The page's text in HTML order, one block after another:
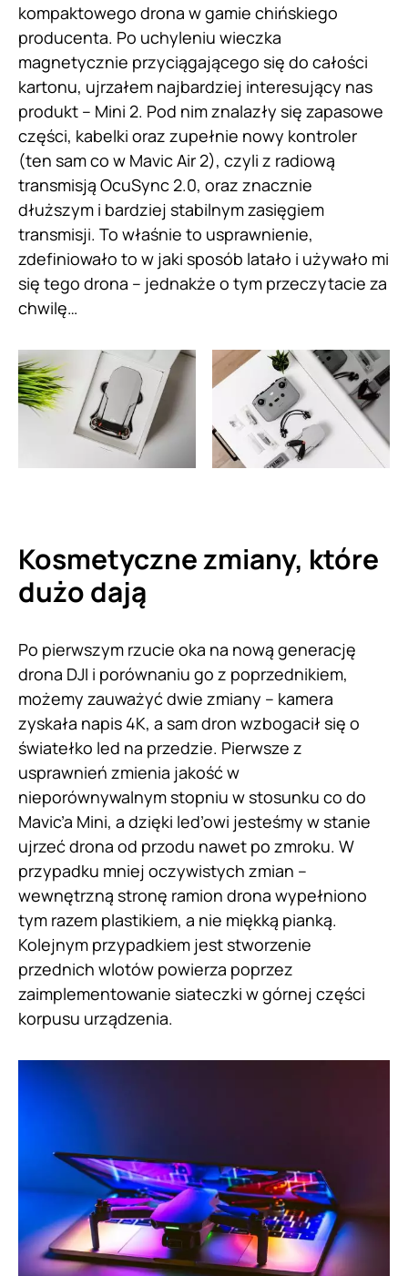
kompaktowego drona w gamie chińskiego
producenta. Po uchyleniu wieczka
magnetycznie przyciągającego się do całości
kartonu, ujrzałem najbardziej interesujący nas
produkt – Mini 2. Pod nim znalazły się zapasowe
części, kabelki oraz zupełnie nowy kontroler
(ten sam co w Mavic Air 2), czyli z radiową
transmisją OcuSync 2.0, oraz znacznie
dłuższym i bardziej stabilnym zasięgiem
transmisji. To właśnie to usprawnienie,
zdefiniowało to w jaki sposób latało i używało mi
się tego drona – jednakże o tym przeczytacie za
chwilę…
Kosmetyczne zmiany, które
dużo dają
Po pierwszym rzucie oka na nową generację
drona DJI i porównaniu go z poprzednikiem,
możemy zauważyć dwie zmiany – kamera
zyskała napis 4K, a sam dron wzbogacił się o
światełko led na przedzie. Pierwsze z
usprawnień zmienia jakość w
nieporównywalnym stopniu w stosunku co do
Mavic’a Mini, a dzięki led’owi jesteśmy w stanie
ujrzeć drona od przodu nawet po zmroku. W
przypadku mniej oczywistych zmian –
wewnętrzną stronę ramion drona wypełniono
tym razem plastikiem, a nie miękką pianką.
Kolejnym przypadkiem jest stworzenie
przednich wlotów powierza poprzez
zaimplementowanie siateczki w górnej części
korpusu urządzenia.